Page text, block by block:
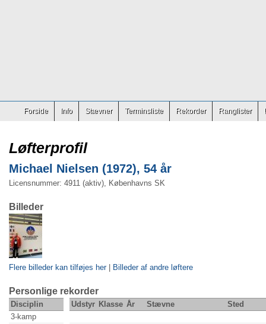
Forside Info Stævner Terminsliste Rekorder Ranglister
Løfterprofil
Michael Nielsen (1972), 54 år
Licensnummer: 4911 (aktiv), Københavns SK
Billeder
Flere billeder kan tilføjes her| Billeder af andre løftere
Personlige rekorder
Disciplin Udstyr Klasse År Stævne
Sted
3-kamp